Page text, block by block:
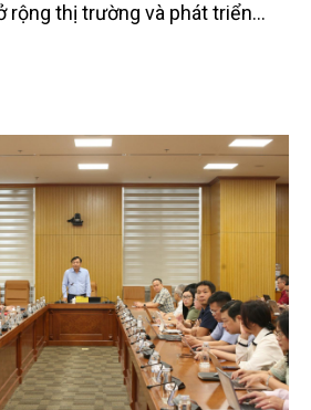
rộng thị trường và phát triển
nhân và cơ sở sản xuất đã
duy, đầu tư công nghệ, xây